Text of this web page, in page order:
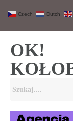
OK!
Czech Dutch